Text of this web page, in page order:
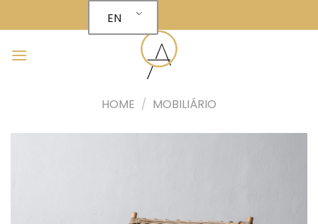
to
EN
HOME / MOBILIÁRIO